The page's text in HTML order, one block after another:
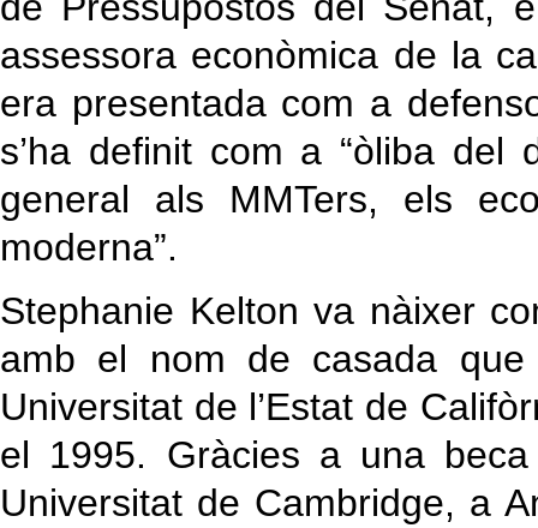
assessora econòmica de la
era presentada com a
s’ha definit com a “òliba del
general als MMTers, els
moderna”.
Stephanie Kelton va nàixer
amb el nom de casada
Universitat de l’Estat de
el 1995. Gràcies a una
Universitat de Cambridge, a